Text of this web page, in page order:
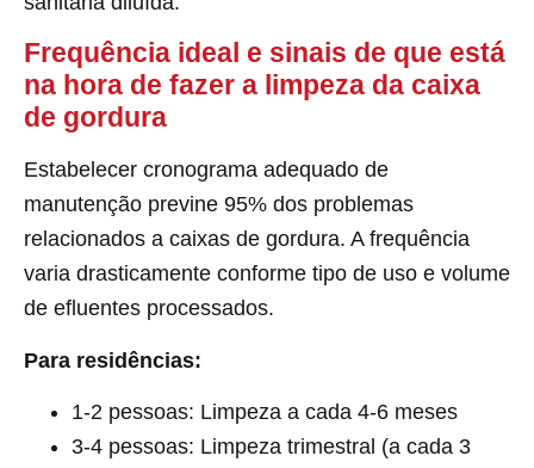
Frequência ideal e sinais de que está
na hora de fazer a limpeza da caixa
de gordura
Estabelecer cronograma adequado de
manutenção previne 95% dos problemas
relacionados a caixas de gordura. A frequência
varia drasticamente conforme tipo de uso e volume
de efluentes processados.
Para residências:
1-2 pessoas: Limpeza a cada 4-6 meses
3-4 pessoas: Limpeza trimestral (a cada 3